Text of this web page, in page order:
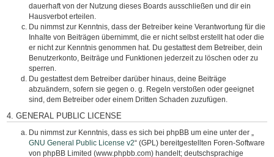
dauerhaft von der Nutzung dieses Boards ausschließen und dir ein
Hausverbot erteilen.
Du nimmst zur Kenntnis, dass der Betreiber keine Verantwortung für die
Inhalte von Beiträgen übernimmt, die er nicht selbst erstellt hat oder die
er nicht zur Kenntnis genommen hat. Du gestattest dem Betreiber, dein
Benutzerkonto, Beiträge und Funktionen jederzeit zu löschen oder zu
sperren.
Du gestattest dem Betreiber darüber hinaus, deine Beiträge
abzuändern, sofern sie gegen o. g. Regeln verstoßen oder geeignet
sind, dem Betreiber oder einem Dritten Schaden zuzufügen.
4. GENERAL PUBLIC LICENSE
Du nimmst zur Kenntnis, dass es sich bei phpBB um eine unter der „
GNU General Public License v2“ (GPL) bereitgestellten Foren-Software
von phpBB Limited (www.phpbb.com) handelt; deutschsprachige